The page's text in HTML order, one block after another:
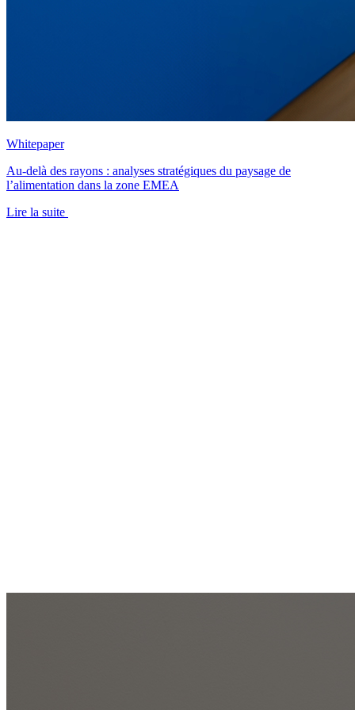
Whitepaper
Au-delà des rayons : analyses stratégiques du paysage de
l’alimentation dans la zone EMEA
Lire la suite